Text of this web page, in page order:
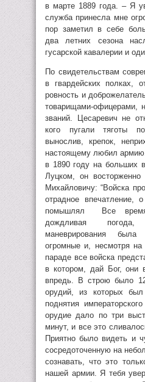
в марте 1889 года. – Я
служба принесла мне
пор заметил в себе
два летних сезона
гусарской кавалерии и
По свидетельствам
в гвардейских полках,
ровность и
товарищами-офицерами,
званий. Цесаревич не
кого пугали тяготы
вынослив, крепок,
настоящему любил
в 1890 году на больших
Луцком, он
Михайловичу: “Войска
отрадное впечатление,
помышлял Все время
дождливая
маневрирования
огромные и, несмотря
параде все войска
в котором, дай Бог, они
впредь. В строю было
орудий, из которых
поднятия
орудие дало по три
минут, и все это
Приятно было видеть и
сосредоточенную на
сознавать, что это
нашей армии. Я тебя